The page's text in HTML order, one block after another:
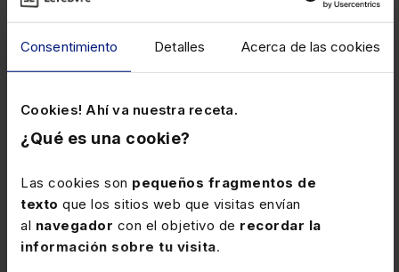
Consentimiento Detalles Acerca de las cookies
Cookies! Ahí va nuestra receta.
¿Qué es una cookie?
Las cookies son pequeños fragmentos de
texto que los sitios web que visitas envían
al navegador con el objetivo de recordar la
información sobre tu visita.
presentación y pago de las declaraciones del IRPF
Posibilidad de requerir el informe de
una due diligence
La Administración tributaria puede requerir la
aportación de los informes de due diligence sin
necesidad de justificar expresamente la trascendencia
tributaria de la información solicitada, pues de dicho